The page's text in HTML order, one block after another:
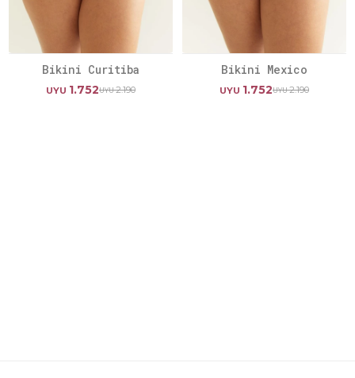
Bikini Curitiba
UYU 1.752UYU2.190
Bikini Mexico
UYU 1.752UYU2.190